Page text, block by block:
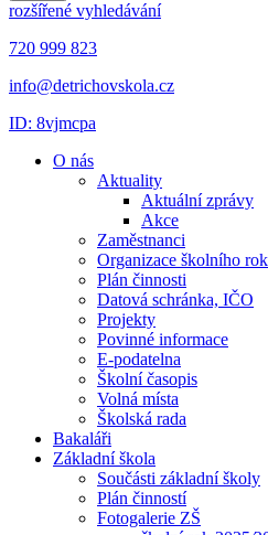
rozšířené vyhledávání
720 999 823
info@detrichovskola.cz
ID: 8vjmcpa
O nás
Aktuality
Aktuální zprávy
Akce
Zaměstnanci
Organizace školního
Plán činnosti
Datová schránka, IČO
Projekty
Povinné informace
E-podatelna
Školní časopis
Volná místa
Školská rada
Bakaláři
Základní škola
Součásti základní školy
Plán činností
Fotogalerie ZŠ